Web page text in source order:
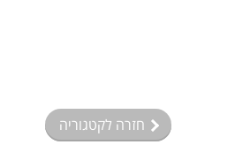
חזרה לקטגוריה